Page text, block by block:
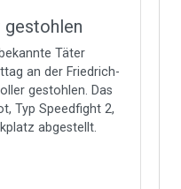
gestohlen
Täter
an der Friedrich-
gestohlen. Das
Typ Speedfight 2,
abgestellt.